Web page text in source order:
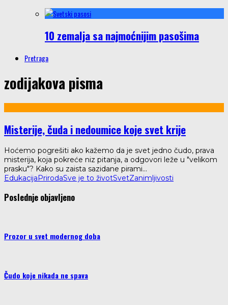
10 zemalja sa najmoćnijim pasošima
Pretraga
zodijakova pisma
Misterije, čuda i nedoumice koje svet krije
Hoćemo pogrešiti ako kažemo da je svet jedno čudo, prava
misterija, koja pokreće niz pitanja, a odgovori leže u "velikom
prasku"? Kako su zaista sazidane pirami...
EdukacijaPrirodaSve je to životSvetZanimljivosti
Poslednje objavljeno
Prozor u svet modernog doba
Čudo koje nikada ne spava